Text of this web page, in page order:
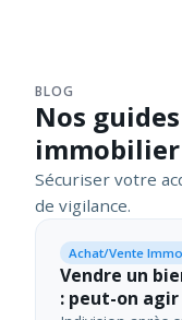
BLOG
Nos
immobilier
Sécuriser votre
de vigilance.
Achat/Vente Immo
Vendre un
: peut-on agir